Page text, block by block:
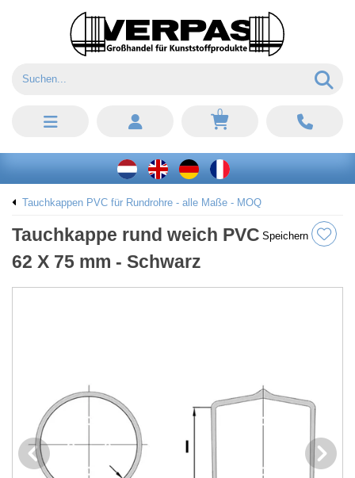
0
Tauchkappen PVC für Rundrohre - alle Maße - MOQ
Tauchkappe rund weich PVC
62 X 75 mm - Schwarz
Speichern